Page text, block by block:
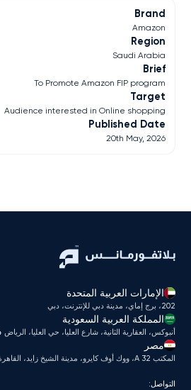
Brand
Amazon
Region
Saudi Arabia
Brief
To Promote Amazon FIP program
Target
Audience interested in Online shopping
Published Date
20th May, 2026
الإمارات العربية المتحدة
202، برج إماي، مدينة دبي للإنترنت، دبي
المملكة العربية السعودية
أنبوكس، العقارية الثانية، شارع العليا، حي العليا، الرياض 12244، المملكة العربية السعودية
مصر
المكتب A 32، ووك أوف كايرو، مدينة الشيخ زايد، القاهرة، مصر
التواصل: